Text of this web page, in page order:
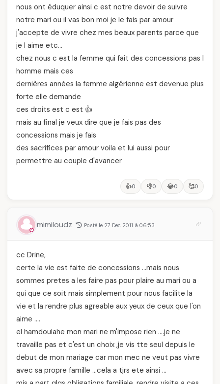
nous ont éduquer ainsi c est notre devoir de suivre
notre mari ou il vas bon moi je le fais par amour
j'accepte de vivre chez mes beaux parents parce que
je l aime etc…
chez nous c est la femme qui fait des concessions pas l
homme mais ces
dernières années la femme algérienne est devenue plus
forte elle demande
ces droits est c est 👍
mais au final je veux dire que je fais pas des
concessions mais je fais
des sacrifices par amour voila et lui aussi pour
permettre au couple d'avancer
👍0 👎0 😂0 🥰0
mimiloudz Posté le 27 Dec 2011 à 06:53
cc Drine,
certe la vie est faite de concessions …mais nous
sommes pretes a les faire pas pour plaire au mari ou a
qui que ce soit mais simplement pour nous facilite la
vie et la rendre plus agreable aux yeux de ceux que l'on
aime ….
el hamdoulahe mon mari ne m'impose rien ….je ne
travaille pas et c'est un choix ,je vis tte seul depuis le
debut de mon mariage car mon mec ne veut pas vivre
avec sa propre famille …cela a tjrs ete ainsi …